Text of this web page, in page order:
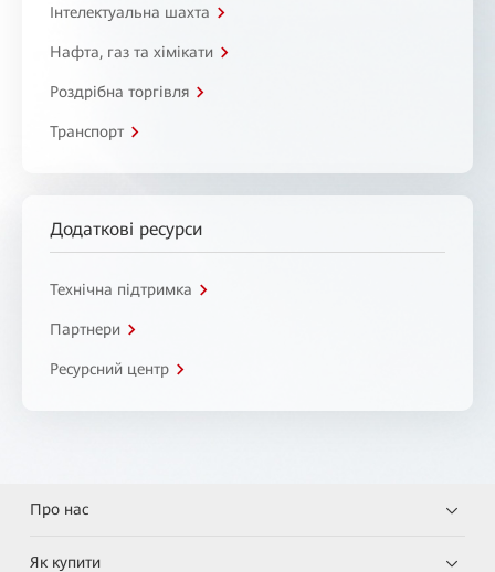
Інтелектуальна шахта
Нафта, газ та хімікати
Роздрібна торгівля
Транспорт
Додаткові ресурси
Технічна підтримка
Партнери
Ресурсний центр
Про нас
Як купити